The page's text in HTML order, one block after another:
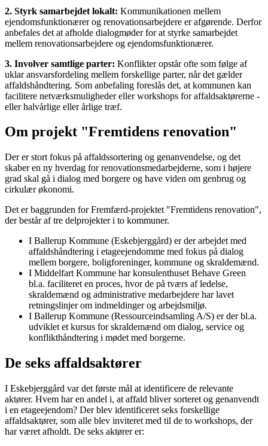
2. Styrk samarbejdet lokalt: Kommunikationen mellem
ejendomsfunktionærer og renovationsarbejdere er afgørende. Derfor
anbefales det at afholde dialogmøder for at styrke samarbejdet
mellem renovationsarbejdere og ejendomsfunktionærer.
3. Involver samtlige parter: Konflikter opstår ofte som følge af
uklar ansvarsfordeling mellem forskellige parter, når det gælder
affaldshåndtering. Som anbefaling foreslås det, at kommunen kan
facilitere netværksmuligheder eller workshops for affaldsaktørerne -
eller halvårlige eller årlige træf.
Om projekt "Fremtidens renovation"
Der er stort fokus på affaldssortering og genanvendelse, og det
skaber en ny hverdag for renovationsmedarbejderne, som i højere
grad skal gå i dialog med borgere og have viden om genbrug og
cirkulær økonomi.
Det er baggrunden for Fremfærd-projektet "Fremtidens renovation",
der består af tre delprojekter i to kommuner.
I Ballerup Kommune (Eskebjerggård) er der arbejdet med
affaldshåndtering i etageejendomme med fokus på dialog
mellem borgere, boligforeninger, kommune og skraldemænd.
I Middelfart Kommune har konsulenthuset Behave Green
bl.a. faciliteret en proces, hvor de på tværs af ledelse,
skraldemænd og administrative medarbejdere har lavet
retningslinjer om indmeldinger og arbejdsmiljø.
I Ballerup Kommune (Ressourceindsamling A/S) er der bl.a.
udviklet et kursus for skraldemænd om dialog, service og
konflikthåndtering i mødet med borgerne.
De seks affaldsaktører
I Eskebjerggård var det første mål at identificere de relevante
aktører. Hvem har en andel i, at affald bliver sorteret og genanvendt
i en etageejendom? Der blev identificeret seks forskellige
affaldsaktører, som alle blev inviteret med til de to workshops, der
har været afholdt. De seks aktører er: